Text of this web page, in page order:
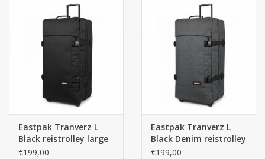
Eastpak Tranverz L
Black reistrolley large
zwart
€199,00
Eastpak Tranverz L
Black Denim reistrolley
large
€199,00